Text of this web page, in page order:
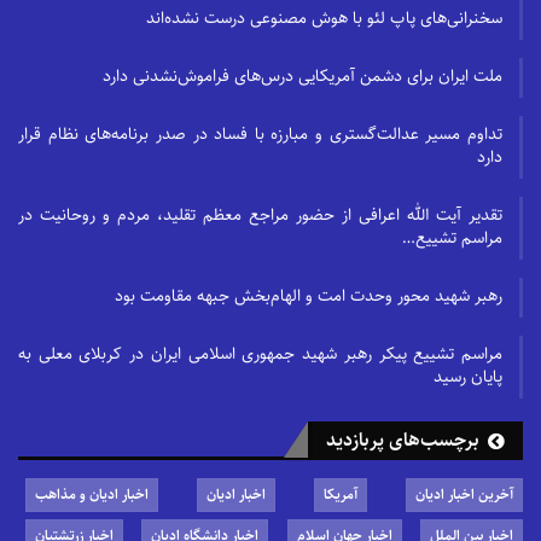
در قسمتی از آن نامه نورانی چنین آمده؛
اُوصيكُما بِتَقْوَى اللّهِ، وَ اَنْ لاتَبْغِيَا الدُّنْيا وَ اِنْ بَغَتْكُما، وَ
حمایت از اسرائیل برای یهودیان جوان آمریکایی اهمیت
سخنرانی‌های پاپ لئو با هوش مصنوعی درست نشده‌اند
شما را به تقواى الهى سفارش مى نمايم، و اينكه دنيا را
مجوييد گرچه دنيا شما را بجويد، و بر آنچه از دنيا ازدستتان
رفته متأسّف نباشيد. حق بگوييد، و براى ثواب الهى
سخنرانی‌های پاپ لئو با هوش مصنوعی درست نشده‌اند
ملت ایران برای دشمن آمریکایی درس‌های فراموش‌نشدنی دارد
تداوم مسیر عدالت‌گستری و مبارزه با فساد در صدر برنامه‌های نظام قرار
دارد
تقدیر آیت الله اعرافی از حضور مراجع معظم تقلید، مردم و روحانیت در
مراسم تشییع…
رهبر شهید محور وحدت امت و الهام‌بخش جبهه مقاومت بود
مراسم تشییع پیکر رهبر شهید جمهوری اسلامی ایران در کربلای معلی به
پایان رسید
برچسب‌های پربازدید
آخرین اخبار ادیان آمریکا اخبار ادیان
اخبار ادیان و مذاهب
اخبار بین الملل
اخبار جهان اسلام اخبار دانشگاه ادیان
اخبار زرتشتیان